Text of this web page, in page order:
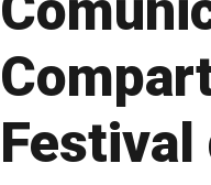
Festival